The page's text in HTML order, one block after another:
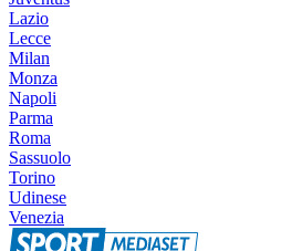
Lazio
Lecce
Milan
Monza
Napoli
Parma
Roma
Sassuolo
Torino
Udinese
Venezia